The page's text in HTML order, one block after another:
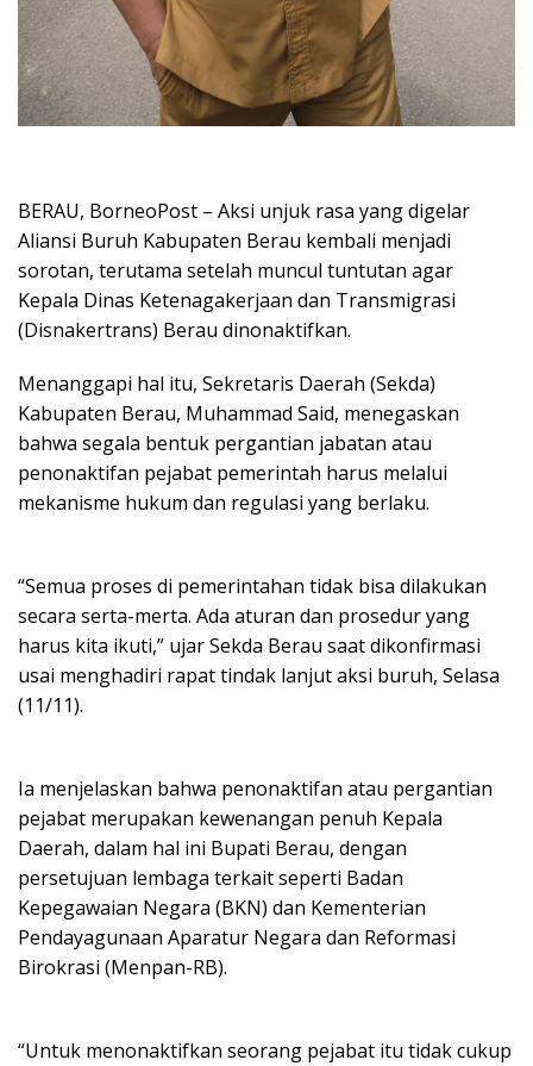
BERAU, BorneoPost – Aksi unjuk rasa yang digelar
Aliansi Buruh Kabupaten Berau kembali menjadi
sorotan, terutama setelah muncul tuntutan agar
Kepala Dinas Ketenagakerjaan dan Transmigrasi
(Disnakertrans) Berau dinonaktifkan.
Menanggapi hal itu, Sekretaris Daerah (Sekda)
Kabupaten Berau, Muhammad Said, menegaskan
bahwa segala bentuk pergantian jabatan atau
penonaktifan pejabat pemerintah harus melalui
mekanisme hukum dan regulasi yang berlaku.
“Semua proses di pemerintahan tidak bisa dilakukan
secara serta-merta. Ada aturan dan prosedur yang
harus kita ikuti,” ujar Sekda Berau saat dikonfirmasi
usai menghadiri rapat tindak lanjut aksi buruh, Selasa
(11/11).
Ia menjelaskan bahwa penonaktifan atau pergantian
pejabat merupakan kewenangan penuh Kepala
Daerah, dalam hal ini Bupati Berau, dengan
persetujuan lembaga terkait seperti Badan
Kepegawaian Negara (BKN) dan Kementerian
Pendayagunaan Aparatur Negara dan Reformasi
Birokrasi (Menpan-RB).
“Untuk menonaktifkan seorang pejabat itu tidak cukup